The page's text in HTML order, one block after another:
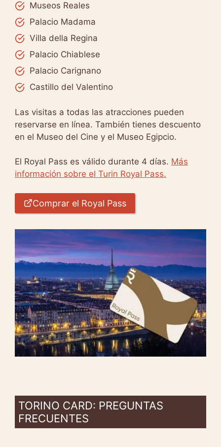
Museos Reales
Palacio Madama
Villa della Regina
Palacio Chiablese
Palacio Carignano
Castillo del Valentino
Las visitas a todas las atracciones pueden
reservarse en línea. También tienes descuento
en el Museo del Cine y el Museo Egipcio.
El Royal Pass es válido durante 4 días. Más
información sobre el Turin Royal Pass.
Comprar el Royal Pass
TORINO CARD: PREGUNTAS
FRECUENTES